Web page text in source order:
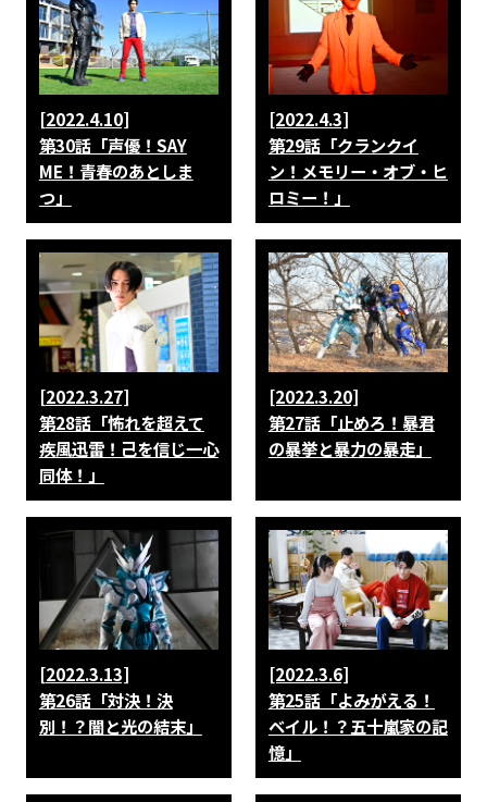
[2022.4.10]
第30話「声優！SAY
ME！青春のあとしま
つ」
[2022.4.3]
第29話「クランクイ
ン！メモリー・オブ・ヒ
ロミー！」
[2022.3.27]
第28話「怖れを超えて
疾風迅雷！己を信じ一心
同体！」
[2022.3.20]
第27話「止めろ！暴君
の暴挙と暴力の暴走」
[2022.3.13]
第26話「対決！決
別！？闇と光の結末」
[2022.3.6]
第25話「よみがえる！
ベイル！？五十嵐家の記
憶」